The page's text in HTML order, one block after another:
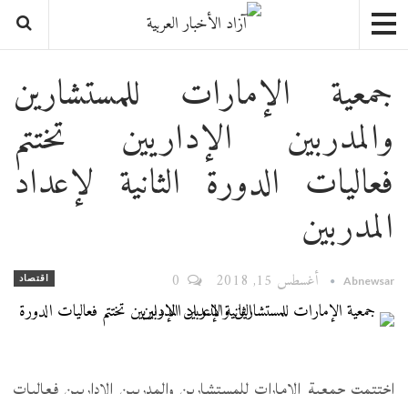
جمعية الإمارات للمستشارين
والمدربين الإداريين تختتم
فعاليات الدورة الثانية لإعداد
المدربين
اقتصاد Abnewsar أغسطس 15, 2018